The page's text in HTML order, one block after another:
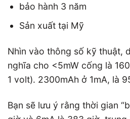
bảo hành 3 năm
Sản xuất tại Mỹ
Nhìn vào thông số kỹ thuật,
nghĩa cho <5mW cống là
1 volt). 2300mAh ở 1mA, là
Bạn sẽ lưu ý rằng thời gian